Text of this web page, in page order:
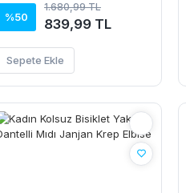
%50
1.680,99 TL
839,99 TL
Sepete Ekle